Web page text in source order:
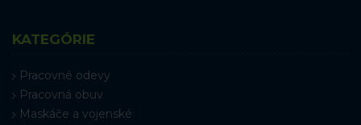
KATEGÓRIE
Pracovné odevy
Pracovná obuv
Maskáče a vojenské